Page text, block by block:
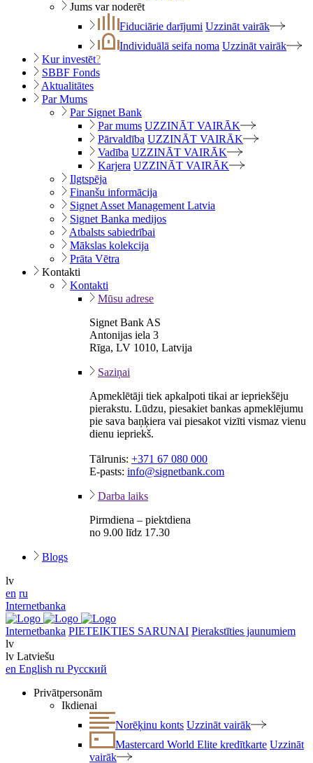
Jums var noderēt
Fiduciārie darījumi Uzzināt vairāk
Individuālā seifa noma Uzzināt vairāk
Kur investēt?
SBBF Fonds
Aktualitātes
Par Mums
Par Signet Bank
Par mums UZZINĀT VAIRĀK
Pārvaldība UZZINĀT VAIRĀK
Vadība UZZINĀT VAIRĀK
Karjera UZZINĀT VAIRĀK
Ilgtspēja
Finanšu informācija
Signet Asset Management Latvia
Signet Banka medijos
Atbalsts sabiedrībai
Mākslas kolekcija
Prāta Vētra
Kontakti
Kontakti
Mūsu adrese
Signet Bank AS
Antonijas iela 3
Rīga, LV 1010, Latvija
Saziņai
Apmeklētāji tiek apkalpoti tikai ar iepriekšēju
pierakstu. Lūdzu, piesakiet bankas apmeklējumu
pie sava baņķiera vai piesakot vizīti vismaz vienu
dienu iepriekš.
Tālrunis: +371 67 080 000
E-pasts: info@signetbank.com
Darba laiks
Pirmdiena – piektdiena
no 9.00 līdz 17.30
Blogs
lv
en ru
Internetbanka
Internetbanka PIETEIKTIES SARUNAI Pierakstīties jaunumiem
lv
lv Latviešu
en English ru Русский
Privātpersonām
Ikdienai
Norēķinu konts Uzzināt vairāk
Mastercard World Elite kredītkarte Uzzināt
vairāk